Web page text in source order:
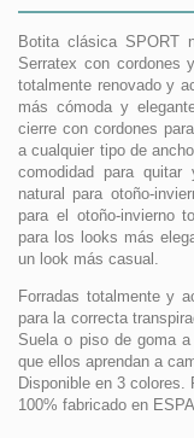
Botita clásica SPORT
Serratex con cordones
totalmente renovado y
más cómoda y
cierre con cordones
a cualquier tipo de
comodidad para
natural para otoño-
para el otoño-invierno
para los looks más
un look más casual.
Forradas totalmente y
para la correcta
Suela o piso de goma
que ellos aprendan a
Disponible en 3 colores.
100% fabricado en